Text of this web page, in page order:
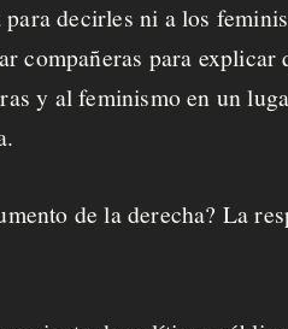
decirles ni a los
compañeras para explicar
y al feminismo en un
de la derecha? La